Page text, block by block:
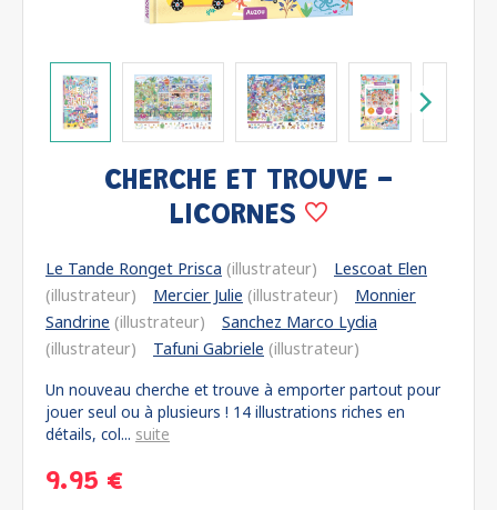
CHERCHE ET TROUVE -
LICORNES
Le Tande Ronget Prisca (illustrateur)
Lescoat Elen
(illustrateur)
Mercier Julie (illustrateur)
Monnier
Sandrine (illustrateur)
Sanchez Marco Lydia
(illustrateur)
Tafuni Gabriele (illustrateur)
Un nouveau cherche et trouve à emporter partout pour
jouer seul ou à plusieurs ! 14 illustrations riches en
détails, col... suite
9.95 €